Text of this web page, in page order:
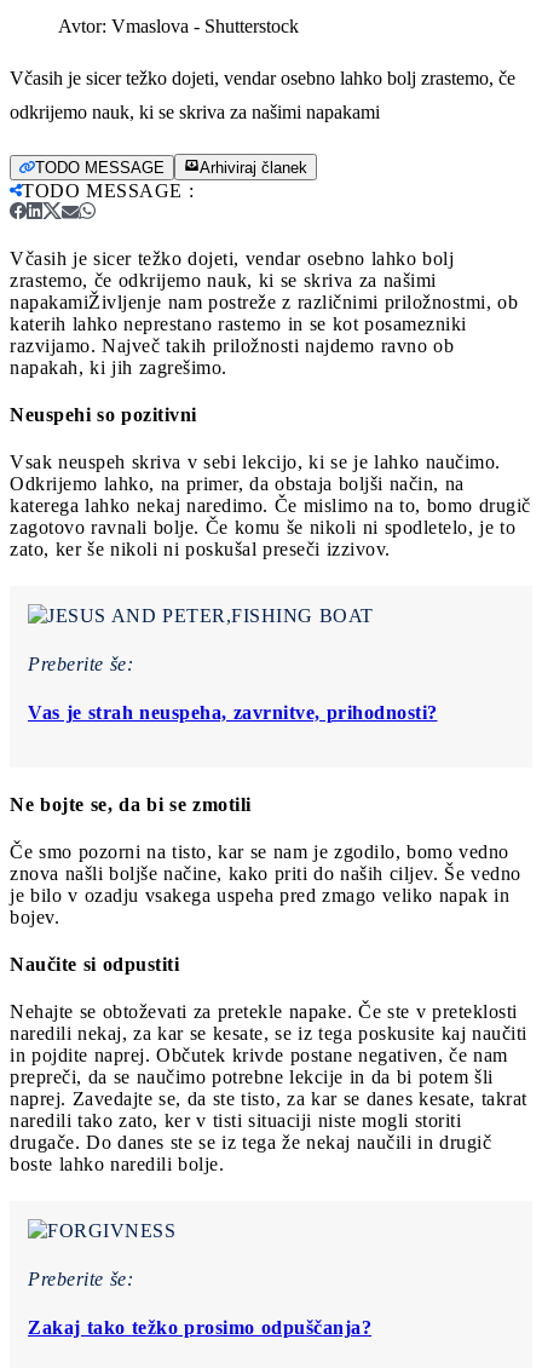
Avtor: Vmaslova - Shutterstock
Včasih je sicer težko dojeti, vendar osebno lahko bolj zrastemo, če
odkrijemo nauk, ki se skriva za našimi napakami
TODO MESSAGE Arhiviraj članek
TODO MESSAGE :
Včasih je sicer težko dojeti, vendar osebno lahko bolj
zrastemo, če odkrijemo nauk, ki se skriva za našimi
napakamiŽivljenje nam postreže z različnimi priložnostmi, ob
katerih lahko neprestano rastemo in se kot posamezniki
razvijamo. Največ takih priložnosti najdemo ravno ob
napakah, ki jih zagrešimo.
Neuspehi so pozitivni
Vsak neuspeh skriva v sebi lekcijo, ki se je lahko naučimo.
Odkrijemo lahko, na primer, da obstaja boljši način, na
katerega lahko nekaj naredimo. Če mislimo na to, bomo drugič
zagotovo ravnali bolje. Če komu še nikoli ni spodletelo, je to
zato, ker še nikoli ni poskušal preseči izzivov.
Preberite še:
Vas je strah neuspeha, zavrnitve, prihodnosti?
Ne bojte se, da bi se zmotili
Če smo pozorni na tisto, kar se nam je zgodilo, bomo vedno
znova našli boljše načine, kako priti do naših ciljev. Še vedno
je bilo v ozadju vsakega uspeha pred zmago veliko napak in
bojev.
Naučite si odpustiti
Nehajte se obtoževati za pretekle napake. Če ste v preteklosti
naredili nekaj, za kar se kesate, se iz tega poskusite kaj naučiti
in pojdite naprej. Občutek krivde postane negativen, če nam
prepreči, da se naučimo potrebne lekcije in da bi potem šli
naprej. Zavedajte se, da ste tisto, za kar se danes kesate, takrat
naredili tako zato, ker v tisti situaciji niste mogli storiti
drugače. Do danes ste se iz tega že nekaj naučili in drugič
boste lahko naredili bolje.
Preberite še:
Zakaj tako težko prosimo odpuščanja?